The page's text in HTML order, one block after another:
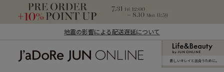
地震の影響による配送遅延について
新しいキレイと出合うために。